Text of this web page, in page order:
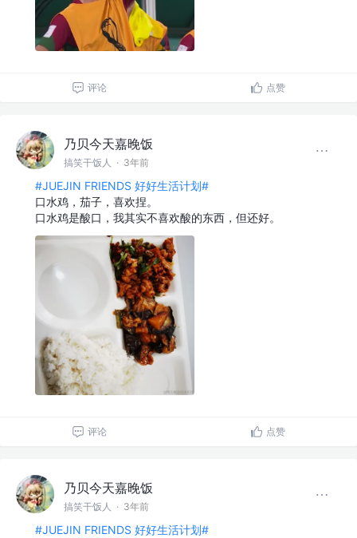
评论 点赞
乃贝今天嘉晚饭
搞笑干饭人 · 3年前
#JUEJIN FRIENDS 好好生活计划#
口水鸡，茄子，喜欢捏。
口水鸡是酸口，我其实不喜欢酸的东西，但还好。
评论 点赞
乃贝今天嘉晚饭
搞笑干饭人 · 3年前
#JUEJIN FRIENDS 好好生活计划#